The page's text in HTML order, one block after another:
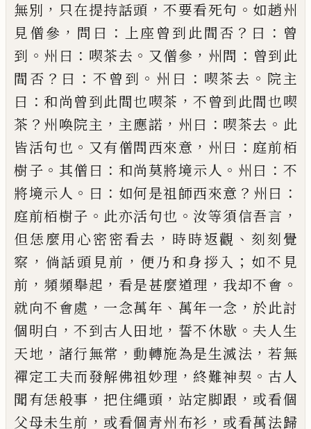
無別 ， 只在提持話頭 ，不要看死句 。 如趙州
見僧參 ， 問曰 ： 上座曾到此間否 ？ 曰 ： 曾
到 。 州曰 ： 喫茶去 。 又僧參 ， 州問 ： 曾到此
間否 ？ 曰 ： 不 曾到 。 州曰 ： 喫茶去 。 院主
曰 ： 和尚曾到此間也喫茶 ，不曾到此間也喫
茶 ？ 州喚院主 ， 主應諾 ， 州曰 ： 喫茶去 。 此
皆活句也 。 又有僧問西來意 ， 州曰 ： 庭前栢
樹子 。 其僧 曰 ： 和尚莫將境示人 。 州曰 ： 不
將境示人 。 曰 ： 如何是祖師西來意 ？ 州曰 ：
庭前栢樹子 。 此亦活句也 。 汝等須信吾言 ，
但恁麼用心密密看去 ， 時時返觀 、 刻刻覺
察 ， 倘話頭見前 ， 便乃和身拶入 ； 如不見
前 ， 頻頻舉起 ， 看是甚麼道理 ， 我却不會 。
就向不會處 ， 一念萬年 、 萬年一念 ， 於此討
個明白 ，不到古人田地 ， 誓不休歇 。 夫人生
天地 ， 諸行無常 ，動轉施為是生滅法 ，若無
禪定工夫而發解佛祖妙理 ， 終難神契 。 古人
聞有恁般事 ， 把住繩頭 ， 站定脚跟 ， 或看個
父母未生前 ， 或看個青州布衫 ， 或看萬法歸